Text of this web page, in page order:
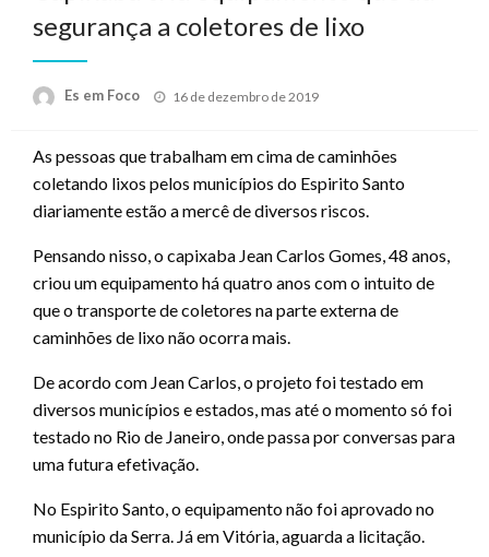
segurança a coletores de lixo
Es em Foco
Posted
16 de dezembro de 2019
As pessoas que trabalham em cima de caminhões
coletando lixos pelos municípios do Espirito Santo
diariamente estão a mercê de diversos riscos.
Pensando nisso, o capixaba Jean Carlos Gomes, 48 anos,
criou um equipamento há quatro anos com o intuito de
que o transporte de coletores na parte externa de
caminhões de lixo não ocorra mais.
De acordo com Jean Carlos, o projeto foi testado em
diversos municípios e estados, mas até o momento só foi
testado no Rio de Janeiro, onde passa por conversas para
uma futura efetivação.
No Espirito Santo, o equipamento não foi aprovado no
município da Serra. Já em Vitória, aguarda a licitação.